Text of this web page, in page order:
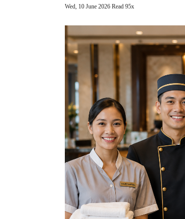
Wed, 10 June 2026 Read 95x